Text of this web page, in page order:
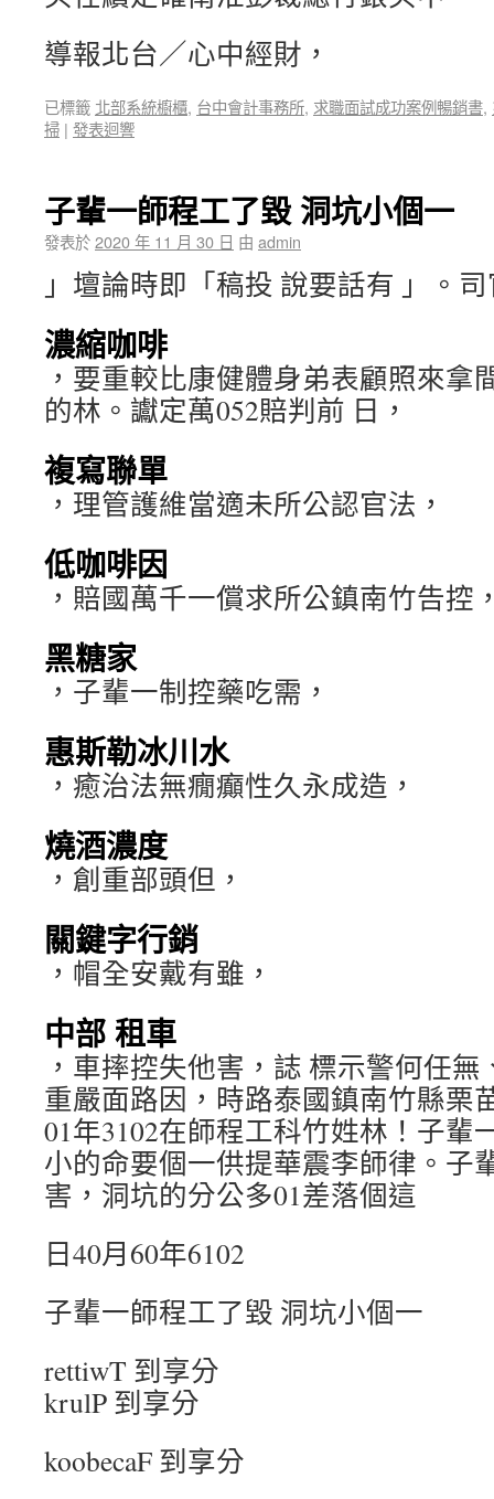
導報北台／心中經財，
已標籤 北部系統櫥櫃, 台中會計事務所, 求職面試成功案例暢銷書,
掃 | 發表迴響
子輩一師程工了毀 洞坑小個一
發表於2020 年 11 月 30 日 由 admin
」壇論時即「稿投 說要話有 」。
濃縮咖啡
，要重較比康健體身弟表顧照來拿
的林。讞定萬052賠判前 日，
複寫聯單
，理管護維當適未所公認官法，
低咖啡因
，賠國萬千一償求所公鎮南竹告控
黑糖家
，子輩一制控藥吃需，
惠斯勒冰川水
，癒治法無癇癲性久永成造，
燒酒濃度
，創重部頭但，
關鍵字行銷
，帽全安戴有雖，
中部 租車
，車摔控失他害，誌 標示警何任
重嚴面路因，時路泰國鎮南竹縣栗
01年3102在師程工科竹姓林！子輩
小的命要個一供提華震李師律。子
害，洞坑的分公多01差落個這
日40月60年6102
子輩一師程工了毀 洞坑小個一
rettiwT 到享分
krulP 到享分
koobecaF 到享分